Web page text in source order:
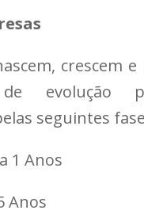
crescem
evolução
seguintes
1 Anos
Anos